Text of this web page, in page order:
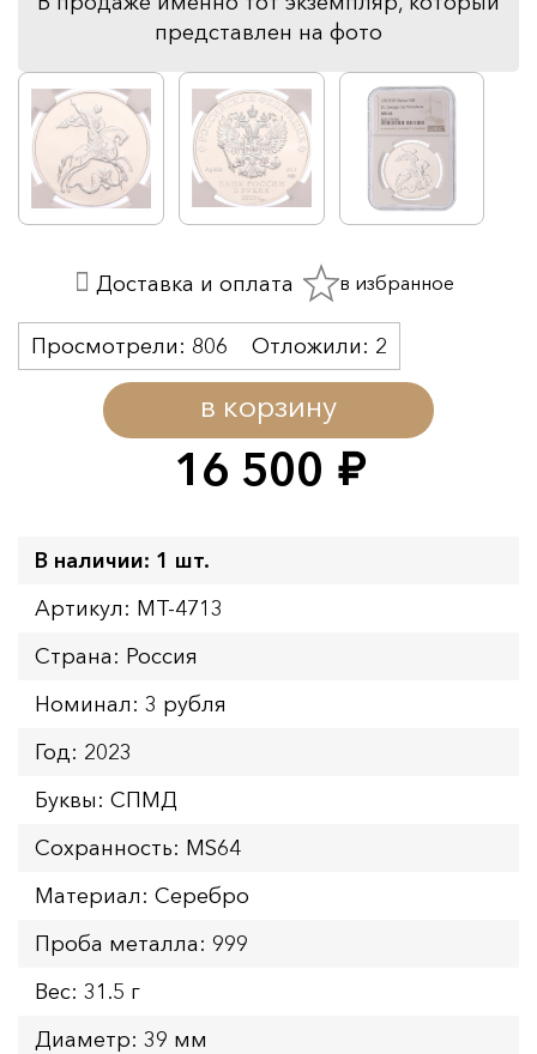
представлен на фото
16 500 руб.
в корзину
Просмотрели: 806 Отложили: 2
Доставка и оплата в избранное
В наличии: 1 шт.
Артикул: MT-4713
Страна: Россия
Номинал: 3 рубля
Год: 2023
Буквы: СПМД
Сохранность: MS64
Материал: Серебро
Проба металла: 999
Вес: 31.5 г
Диаметр: 39 мм